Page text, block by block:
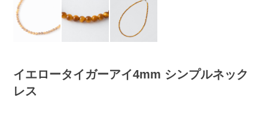
イエロータイガーアイ4mm シンプルネック
レス